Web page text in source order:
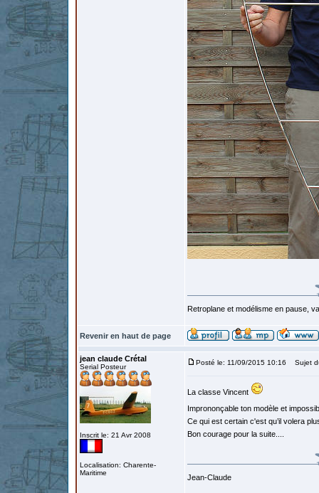
Retroplane et modélisme en pause,
Revenir en haut de page
jean claude Crétal
Serial Posteur
Inscrit le: 21 Avr 2008
Localisation: Charente-
Maritime
Posté le: 11/09/2015 10:16 Sujet
La classe Vincent
Imprononçable ton modèle et
Ce qui est certain c'est qu’il volera
Bon courage pour la suite....
Jean-Claude